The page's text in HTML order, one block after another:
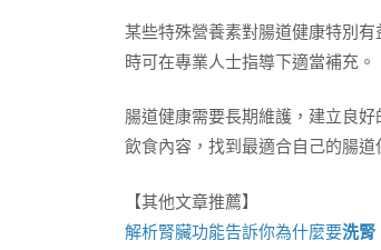
某些特殊營養素對腸道健康特別
時可在專業人士指導下適當補充。
腸道健康需要長期維護，建立良
飲食內容，找到最適合自己的腸道
【其他文章推薦】
解析腎臟功能告訴你為什麼要洗腎